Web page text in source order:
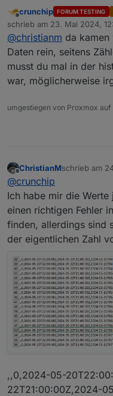
Offline
crunchip FORUM TESTING
schrieb am 23. Mai 2024,
zuletzt editiert von
@christianm da
Daten rein, seitens
musst du mal in der
war, möglicherweise
umgestiegen von Proxmox auf
ChristianMschrieb am
zuletzt
@crunchip
Ich habe mir die Werte
einen richtigen Fehler
finden, allerdings sind
der eigentlichen Zahl
,,0,2024-05-
22T21:00:00Z,2024-